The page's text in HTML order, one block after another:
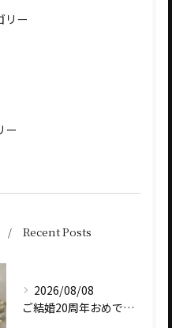
リー
ー
Recent Posts
2026/08/08
ご結婚20周年おめでとうございます